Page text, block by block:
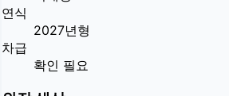
연식
2027년형
차급
확인 필요